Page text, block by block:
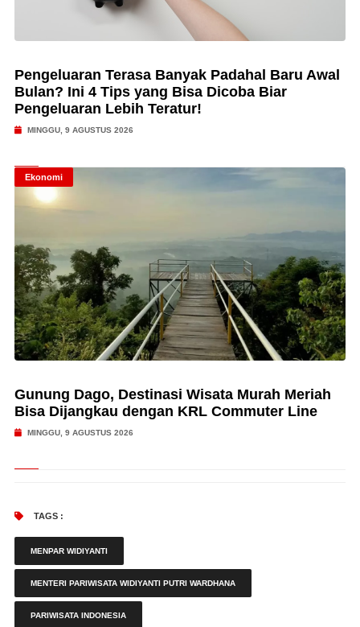
Pengeluaran Terasa Banyak Padahal Baru Awal
Bulan? Ini 4 Tips yang Bisa Dicoba Biar
Pengeluaran Lebih Teratur!
MINGGU, 9 AGUSTUS 2026
Ekonomi
Gunung Dago, Destinasi Wisata Murah Meriah
Bisa Dijangkau dengan KRL Commuter Line
MINGGU, 9 AGUSTUS 2026
TAGS :
MENPAR WIDIYANTI
MENTERI PARIWISATA WIDIYANTI PUTRI WARDHANA
PARIWISATA INDONESIA